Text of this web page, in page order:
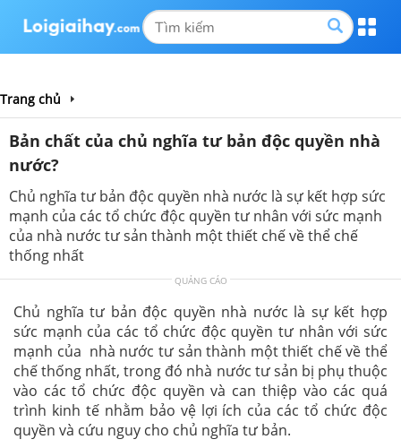
Trang chủ
Bản chất của chủ nghĩa tư bản độc quyền nhà
nước?
Chủ nghĩa tư bản độc quyền nhà nước là sự kết hợp sức
mạnh của các tổ chức độc quyền tư nhân với sức mạnh
của nhà nước tư sản thành một thiết chế về thể chế
thống nhất
QUẢNG CÁO
Chủ nghĩa tư bản độc quyền nhà nước là sự kết hợp
sức mạnh của các tổ chức độc quyền tư nhân với sức
mạnh của nhà nước tư sản thành một thiết chế về thể
chế thống nhất, trong đó nhà nước tư sản bị phụ thuộc
vào các tổ chức độc quyền và can thiệp vào các quá
trình kinh tế nhằm bảo vệ lợi ích của các tổ chức độc
quyền và cứu nguy cho chủ nghĩa tư bản.